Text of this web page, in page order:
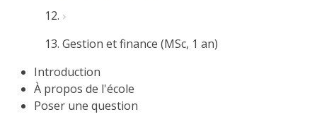
Gestion et finance (MSc, 1 an)
Introduction
À propos de l'école
Poser une question